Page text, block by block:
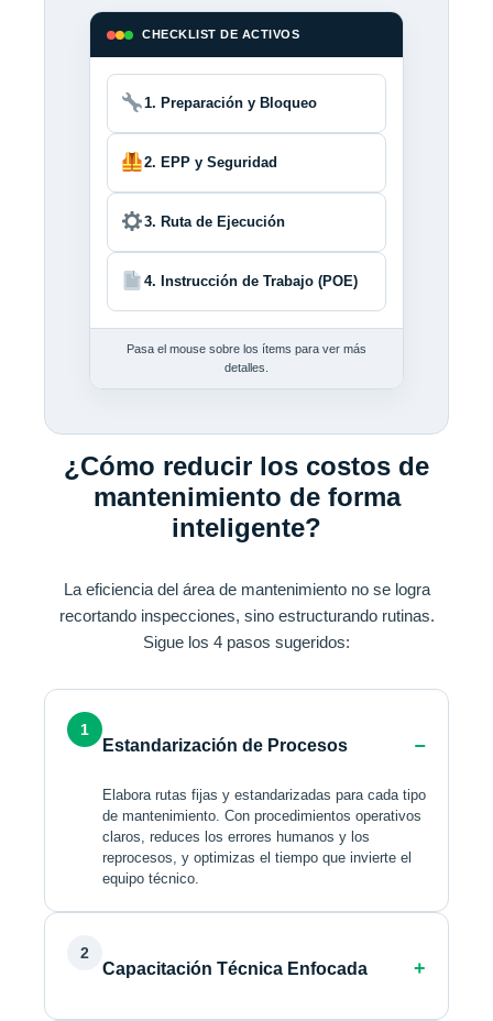
CHECKLIST DE ACTIVOS
1. Preparación y Bloqueo
2. EPP y Seguridad
3. Ruta de Ejecución
4. Instrucción de Trabajo (POE)
Pasa el mouse sobre los ítems para ver más
detalles.
¿Cómo reducir los costos de
mantenimiento de forma
inteligente?
La eficiencia del área de mantenimiento no se logra
recortando inspecciones, sino estructurando rutinas.
Sigue los 4 pasos sugeridos:
1
Estandarización de Procesos
Elabora rutas fijas y estandarizadas para cada tipo
de mantenimiento. Con procedimientos operativos
claros, reduces los errores humanos y los
reprocesos, y optimizas el tiempo que invierte el
equipo técnico.
2
Capacitación Técnica Enfocada